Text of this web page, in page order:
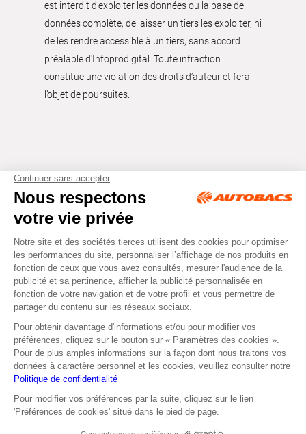
est interdit d’exploiter les données ou la base de
données complète, de laisser un tiers les exploiter, ni
de les rendre accessible à un tiers, sans accord
préalable d'Infoprodigital. Toute infraction
constitue une violation des droits d’auteur et fera
l’objet de poursuites.
Tous droits réservés © Autobacs
Mentions légales RGPD
Cookies CGV
Facebook Instagram